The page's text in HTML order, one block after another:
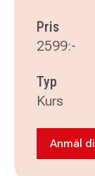
Pris
2599:-
Typ
Kurs
Anmäl